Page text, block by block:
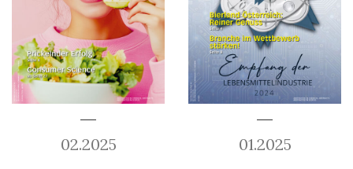
02.2025 01.2025